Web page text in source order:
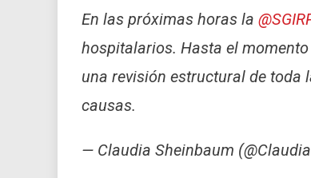
En las próximas horas la
hospitalarios. Hasta el
una revisión estructural de toda
causas.
— Claudia Sheinbaum